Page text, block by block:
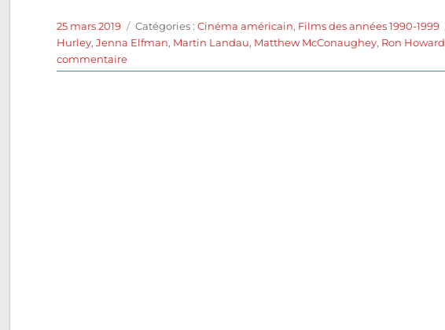
Publié
le
25 mars 2019 Catégories
Catégories :Cinéma américain, Films des années 1990-1999
Hurley,Jenna Elfman, Martin Landau, Matthew McConaughey, Ron Howard
commentairesur
En